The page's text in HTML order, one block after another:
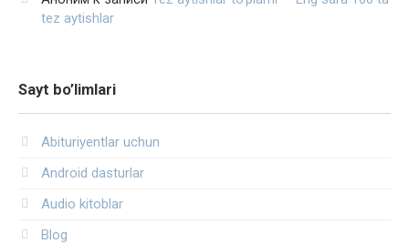
tez aytishlar
Sayt bo’limlari
Abituriyentlar uchun
Android dasturlar
Audio kitoblar
Blog